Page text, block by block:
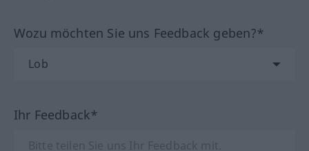
Wozu möchten Sie uns Feedback geben?*
Ihr Feedback*